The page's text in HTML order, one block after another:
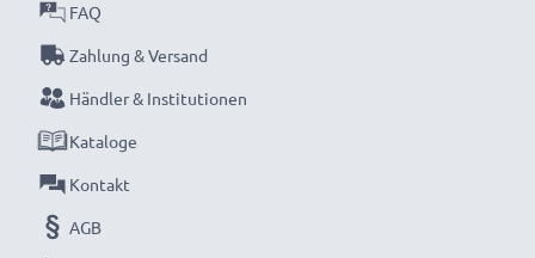
FAQ
Zahlung & Versand
Händler & Institutionen
Kataloge
Kontakt
AGB